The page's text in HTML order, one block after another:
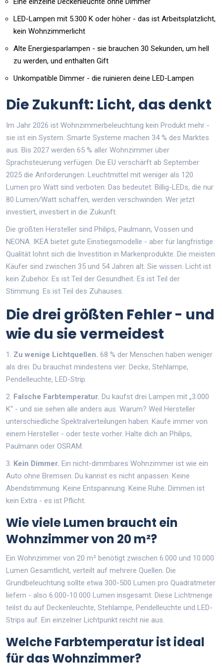
LED-Lampen mit 5.300 K oder höher - das ist Arbeitsplatzlicht,
kein Wohnzimmerlicht
Alte Energiesparlampen - sie brauchen 30 Sekunden, um hell
zu werden, und enthalten Gift
Unkompatible Dimmer - die ruinieren deine LED-Lampen
Die Zukunft: Licht, das denkt
Im Jahr 2026 ist Wohnzimmerbeleuchtung kein Produkt mehr -
sie ist ein System. Smarte Systeme machen 34 % des Marktes
aus. Bis 2027 werden 65 % aller Wohnzimmer über
Sprachsteuerung verfügen. Die EU verschärft ab September
2025 die Anforderungen: Leuchtmittel mit weniger als 120
Lumen pro Watt sind verboten. Das bedeutet: Billig-LEDs, die nur
80 Lumen/Watt schaffen, werden verschwinden. Wer jetzt
investiert, investiert in die Zukunft.
Die größten Hersteller sind Philips, Paulmann, Vossen und
NEONA. IKEA bietet gute Einstiegsmodelle - aber für langfristige
Qualität lohnt sich die Investition in Markenprodukte. Die meisten
Käufer sind zwischen 35 und 54 Jahren alt. Sie wissen: Licht ist
kein Zubehör. Es ist Teil der Gesundheit. Es ist Teil der
Stimmung. Es ist Teil des Zuhauses.
Die drei größten Fehler - und
wie du sie vermeidest
1. Zu wenige Lichtquellen. 68 % der Menschen haben weniger
als drei. Du brauchst mindestens vier: Decke, Stehlampe,
Pendelleuchte, LED-Strip.
2. Falsche Farbtemperatur. Du kaufst drei Lampen mit „3.000
K“ - und sie sehen alle anders aus. Warum? Weil Hersteller
unterschiedliche Spektralverteilungen haben. Kaufe immer von
einem Hersteller - oder teste vorher. Halte dich an Philips,
Paulmann oder OSRAM.
3. Kein Dimmer. Ein nicht-dimmbares Wohnzimmer ist wie ein
Auto ohne Bremsen. Du kannst es nicht anpassen. Keine
Abendstimmung. Keine Entspannung. Keine Ruhe. Dimmen ist
kein Extra - es ist Pflicht.
Wie viele Lumen braucht ein
Wohnzimmer von 20 m²?
Ein Wohnzimmer von 20 m² benötigt zwischen 6.000 und 10.000
Lumen Gesamtlicht, verteilt auf mehrere Quellen. Die
Grundbeleuchtung sollte etwa 300-500 Lumen pro Quadratmeter
liefern - also 6.000-10.000 Lumen insgesamt. Diese Lichtmenge
teilst du auf Deckenleuchte, Stehlampe, Pendelleuchte und LED-
Strips auf. Ein einzelner Lichtpunkt reicht nie aus.
Welche Farbtemperatur ist ideal
für das Wohnzimmer?